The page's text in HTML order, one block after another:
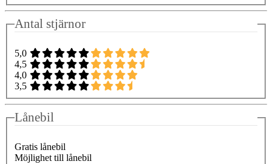
Antal stjärnor
5,0
4,5
4,0
3,5
Lånebil
Gratis lånebil
Möjlighet till lånebil